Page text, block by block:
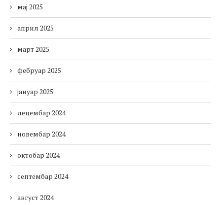
мај 2025
април 2025
март 2025
фебруар 2025
јануар 2025
децембар 2024
новембар 2024
октобар 2024
септембар 2024
август 2024